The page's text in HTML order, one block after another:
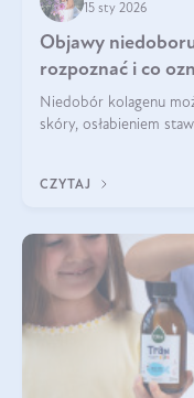
15 sty 2026
Objawy
rozpoznać i co
Niedobór kolagenu
skóry, osłabieniem
osłabienie włosów.
CZYTAJ